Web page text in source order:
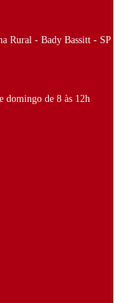
Rural - Bady Bassitt - SP
domingo de 8 às 12h